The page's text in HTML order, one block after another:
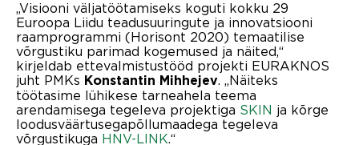
„Visiooni väljatöötamiseks koguti kokku 29
Euroopa Liidu teadusuuringute ja innovatsiooni
raamprogrammi (Horisont 2020) temaatilise
võrgustiku parimad kogemused ja näited,“
kirjeldab ettevalmistustööd projekti EURAKNOS
juht PMKs Konstantin Mihhejev. „Näiteks
töötasime lühikese tarneahela teema
arendamisega tegeleva projektiga SKIN ja kõrge
loodusväärtusegapõllumaadega tegeleva
võrgustikuga HNV-LINK.“